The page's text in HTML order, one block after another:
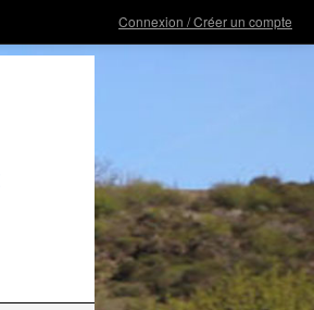
Connexion / Créer un compte